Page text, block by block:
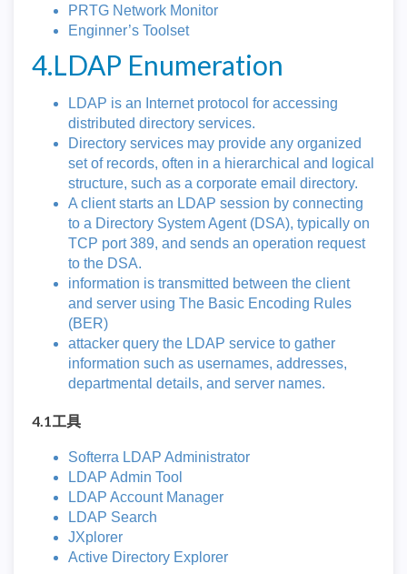
PRTG Network Monitor
Enginner’s Toolset
4.LDAP Enumeration
LDAP is an Internet protocol for accessing
distributed directory services.
Directory services may provide any organized
set of records, often in a hierarchical and logical
structure, such as a corporate email directory.
A client starts an LDAP session by connecting
to a Directory System Agent (DSA), typically on
TCP port 389, and sends an operation request
to the DSA.
information is transmitted between the client
and server using The Basic Encoding Rules
(BER)
attacker query the LDAP service to gather
information such as usernames, addresses,
departmental details, and server names.
4.1工具
Softerra LDAP Administrator
LDAP Admin Tool
LDAP Account Manager
LDAP Search
JXplorer
Active Directory Explorer